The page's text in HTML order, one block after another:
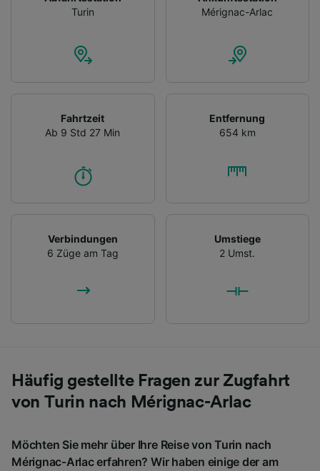
Turin
Mérignac-Arlac
Fahrtzeit
Ab 9 Std 27 Min
Entfernung
654 km
Verbindungen
6 Züge am Tag
Umstiege
2 Umst.
Häufig gestellte Fragen zur Zugfahrt
von Turin nach Mérignac-Arlac
Möchten Sie mehr über Ihre Reise von Turin nach
Mérignac-Arlac erfahren? Wir haben einige der am